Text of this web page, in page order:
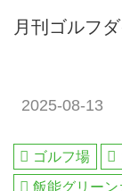
月刊ゴルフ
2025-08-13
ゴルフ場
飯能グリー